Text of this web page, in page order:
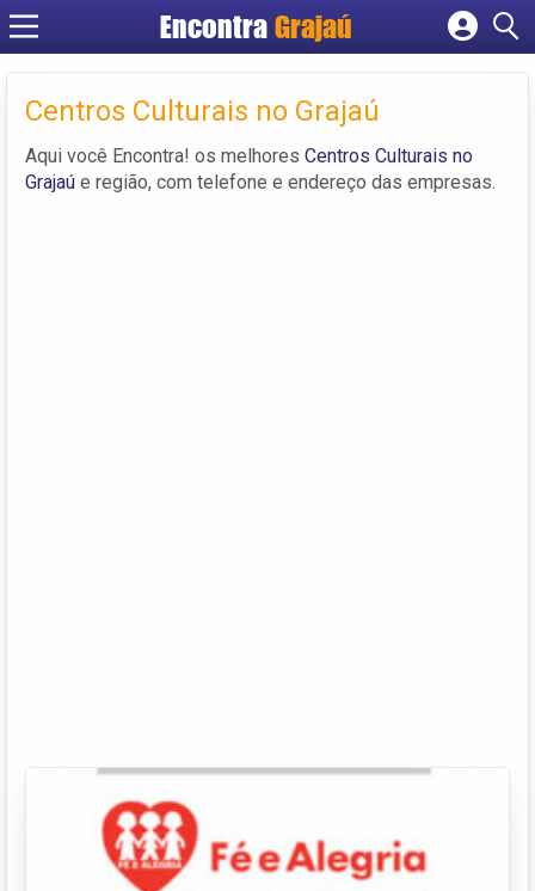
Encontra Grajaú
Cadastrar empresa
Criar conta
Centros Culturais no Grajaú
Aqui você Encontra! os melhores Centros Culturais no
Grajaú e região, com telefone e endereço das empresas.